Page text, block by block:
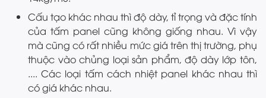
Cấu tạo khác nhau thì độ dày, tỉ trọng và đặc tính
của tấm panel cũng không giống nhau. Vì vậy
mà cũng có rất nhiều mức giá trên thị trường, phụ
thuộc vào chủng loại sản phẩm, độ dày lớp tôn,
.... Các loại tấm cách nhiệt panel khác nhau thì
có giá khác nhau.